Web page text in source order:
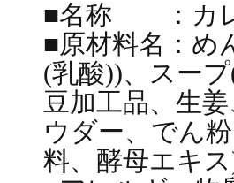
■名称 ：カ
■原材料名：め
(乳酸))、スー
豆加工品、生
ウダー、でん
料、酵母エキ